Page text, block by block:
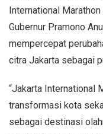
International
Gubernur Pramono
mempercepat
citra Jakarta sebagai
“Jakarta International
transformasi kota
sebagai destinasi